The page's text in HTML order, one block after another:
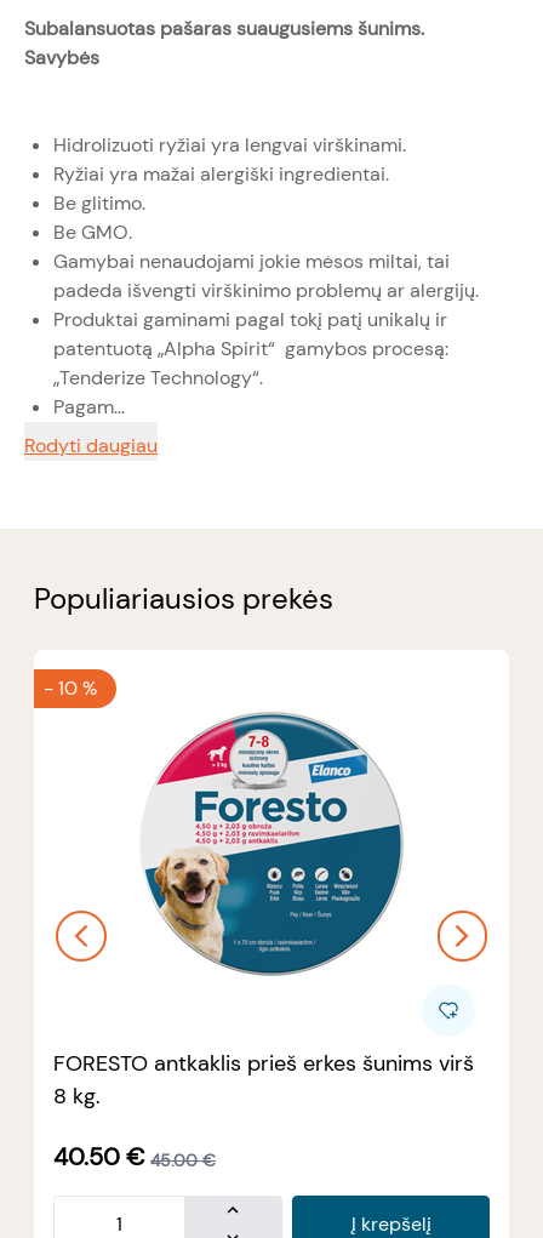
Subalansuotas pašaras suaugusiems šunims.
Savybės
Hidrolizuoti ryžiai yra lengvai virškinami.
Ryžiai yra mažai alergiški ingredientai.
Be glitimo.
Be GMO.
Gamybai nenaudojami jokie mėsos miltai, tai
padeda išvengti virškinimo problemų ar alergijų.
Produktai gaminami pagal tokį patį unikalų ir
patentuotą „Alpha Spirit“ gamybos procesą:
„Tenderize Technology“.
Pagam...
Rodyti daugiau
Populiariausios prekės
-10 %
FORESTO antkaklis prieš erkes šunims virš
8 kg.
40.50€ 45.00 €
Į krepšelį